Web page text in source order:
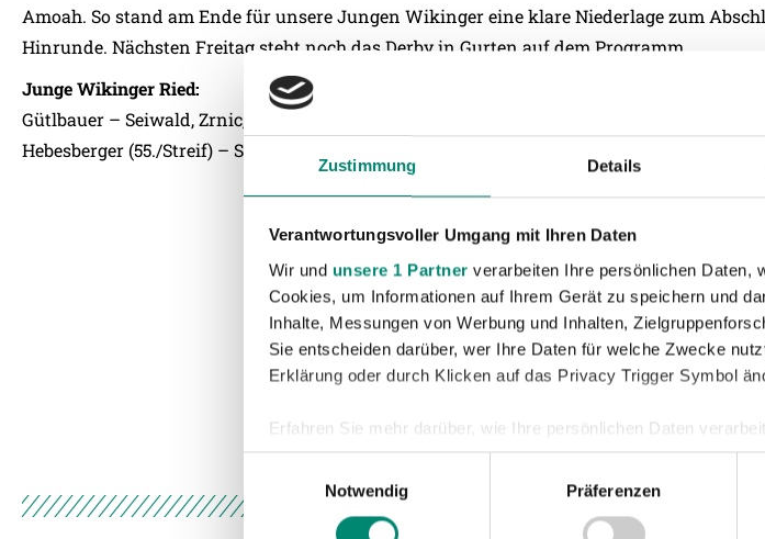
Zustimmung Details
Verantwortungsvoller Umgang mit Ihren Daten
Wir und unsere 1 Partner verarbeiten Ihre persönlichen Daten,
Cookies, um Informationen auf Ihrem Gerät zu speichern und
Inhalte, Messungen von Werbung und Inhalten,
Sie entscheiden darüber, wer Ihre Daten für welche Zwecke
Erklärung oder durch Klicken auf das Privacy Trigger Symbol
Erfahren Sie mehr darüber, wie Ihre persönlichen Daten
Einzelheitenfest.
Wir verwenden Cookies, um Inhalte und Anzeigen zu
und die Zugriffe auf unsere Website zu analysieren. Außerdem
Notwendig
Präferenzen
Amoah. So stand am Ende für unsere Jungen Wikinger eine klare Niederlage zum
Hinrunde. Nächsten Freitag steht noch das Derby in Gurten auf dem Programm.
Junge Wikinger Ried:
Gütlbauer – Seiwald, Zrnic, Pointner, Haider – Gragger, Horner – Zikic, Schwaighofer (63./
Hebesberger (55./Streif) – Schlosser (77./Socovka).